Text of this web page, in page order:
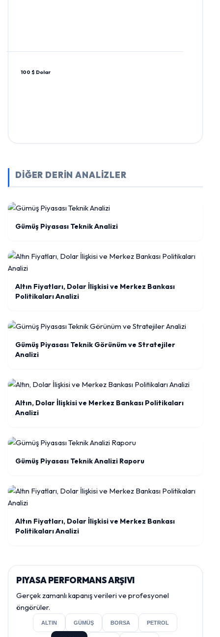
100 $ Dolar
DİĞER DERİN ANALİZLER
Gümüş Piyasası Teknik Analizi
Altın Fiyatları, Dolar İlişkisi ve Merkez Bankası
Politikaları Analizi
Gümüş Piyasası Teknik Görünüm ve Stratejiler
Analizi
Altın, Dolar İlişkisi ve Merkez Bankası Politikaları
Analizi
Gümüş Piyasası Teknik Analizi Raporu
Altın Fiyatları, Dolar İlişkisi ve Merkez Bankası
Politikaları Analizi
PIYASA PERFORMANS ARŞIVI
Gerçek zamanlı kapanış verileri ve profesyonel
öngörüler.
ALTIN GÜMÜŞ BORSA PETROL